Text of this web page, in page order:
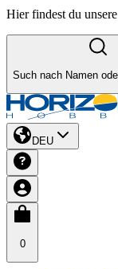
Hier findest du
Such nach Namen
DEU
0